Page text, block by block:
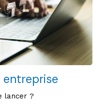
entreprise
lancer ?